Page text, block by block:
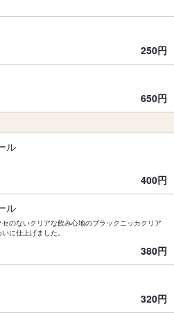
250円
650円
ル
400円
ル
のないクリアな飲み心地のブラックニッカクリア
に仕上げました。
380円
320円